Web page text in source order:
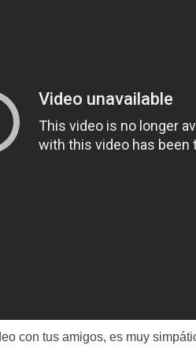
con tus amigos, es muy